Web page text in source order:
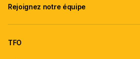
Rejoignez notre équipe
TFO